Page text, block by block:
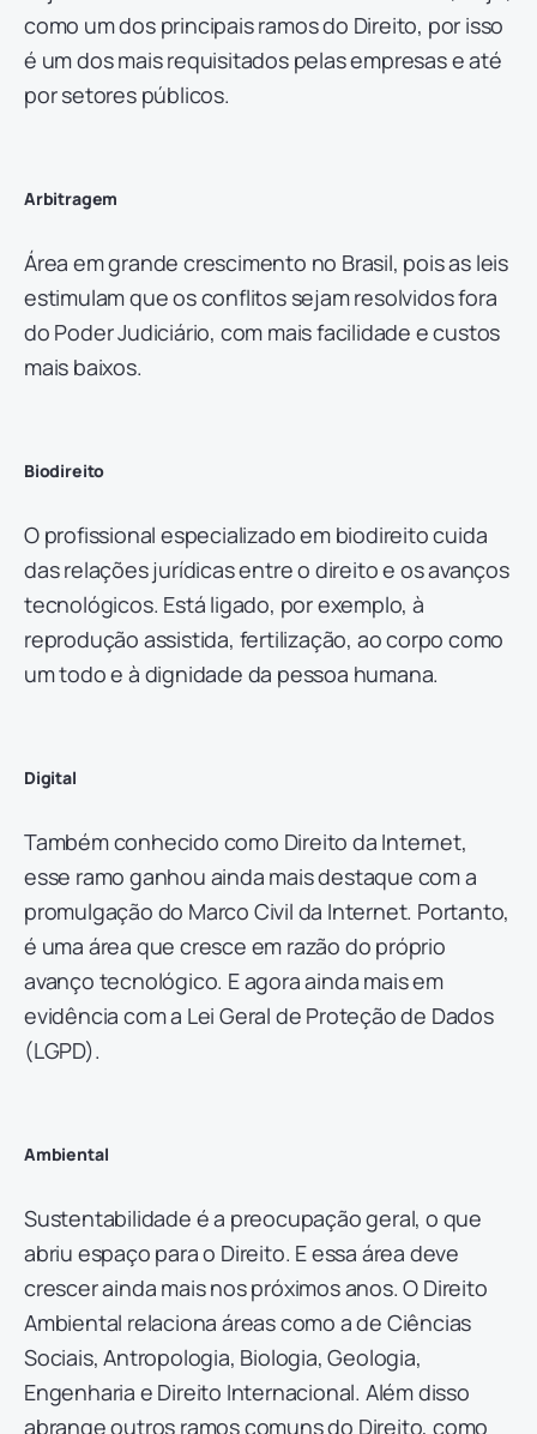
como um dos principais ramos do Direito, por isso
é um dos mais requisitados pelas empresas e até
por setores públicos.
Arbitragem
Área em grande crescimento no Brasil, pois as leis
estimulam que os conflitos sejam resolvidos fora
do Poder Judiciário, com mais facilidade e custos
mais baixos.
Biodireito
O profissional especializado em biodireito cuida
das relações jurídicas entre o direito e os avanços
tecnológicos. Está ligado, por exemplo, à
reprodução assistida, fertilização, ao corpo como
um todo e à dignidade da pessoa humana.
Digital
Também conhecido como Direito da Internet,
esse ramo ganhou ainda mais destaque com a
promulgação do Marco Civil da Internet. Portanto,
é uma área que cresce em razão do próprio
avanço tecnológico. E agora ainda mais em
evidência com a Lei Geral de Proteção de Dados
(LGPD).
Ambiental
Sustentabilidade é a preocupação geral, o que
abriu espaço para o Direito. E essa área deve
crescer ainda mais nos próximos anos. O Direito
Ambiental relaciona áreas como a de Ciências
Sociais, Antropologia, Biologia, Geologia,
Engenharia e Direito Internacional. Além disso
abrange outros ramos comuns do Direito, como